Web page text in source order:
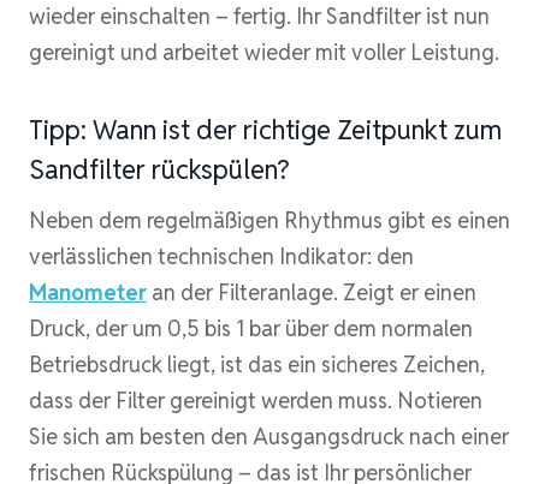
wieder einschalten – fertig. Ihr Sandfilter ist nun
gereinigt und arbeitet wieder mit voller Leistung.
Tipp: Wann ist der richtige Zeitpunkt zum
Sandfilter rückspülen?
Neben dem regelmäßigen Rhythmus gibt es einen
verlässlichen technischen Indikator: den
Manometer an der Filteranlage. Zeigt er einen
Druck, der um 0,5 bis 1 bar über dem normalen
Betriebsdruck liegt, ist das ein sicheres Zeichen,
dass der Filter gereinigt werden muss. Notieren
Sie sich am besten den Ausgangsdruck nach einer
frischen Rückspülung – das ist Ihr persönlicher